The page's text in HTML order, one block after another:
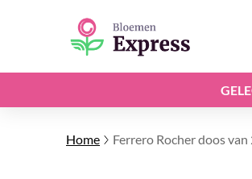
Home Ferrero Rocher doos van